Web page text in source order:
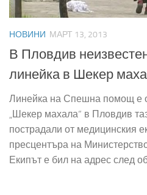
НОВИНИ МАРТ 13, 2013
В Пловдив
линейка в Шекер
Линейка на Спешна помощ е
„Шекер махала“ в Пловдив
пострадали от медицинския
пресцентъра на
Екипът е бил на адрес след